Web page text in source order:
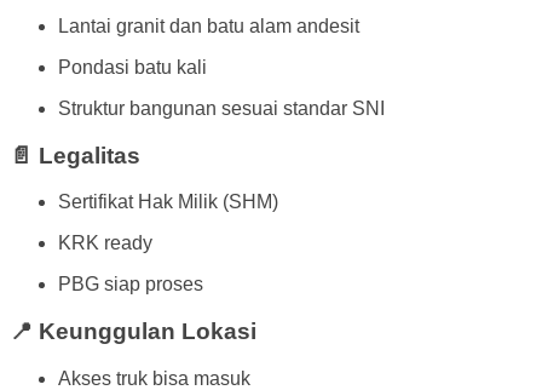
Lantai granit dan batu alam andesit
Pondasi batu kali
Struktur bangunan sesuai standar SNI
📄 Legalitas
Sertifikat Hak Milik (SHM)
KRK ready
PBG siap proses
📍 Keunggulan Lokasi
Akses truk bisa masuk